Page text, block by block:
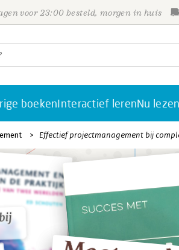
voor 23:00 besteld, morgen in huis
boekenInteractief lerenNu lezen
Effectief projectmanagement bij